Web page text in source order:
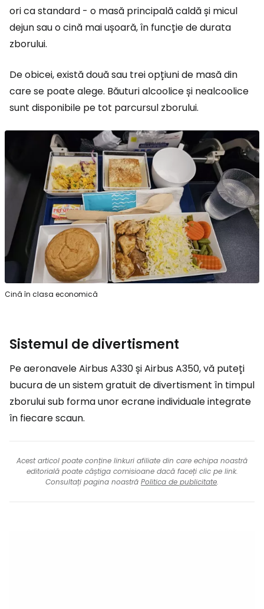
ori ca standard - o masă principală caldă și micul
dejun sau o cină mai ușoară, în funcție de durata
zborului.
De obicei, există două sau trei opțiuni de masă din
care se poate alege. Băuturi alcoolice și nealcoolice
sunt disponibile pe tot parcursul zborului.
Cină în clasa economică
Sistemul de divertisment
Pe aeronavele Airbus A330 și Airbus A350, vă puteți
bucura de un sistem gratuit de divertisment în timpul
zborului sub forma unor ecrane individuale integrate
în fiecare scaun.
Acest articol poate conține linkuri afiliate din care echipa noastră
editorială poate câștiga comisioane dacă faceți clic pe link.
Consultați pagina noastră Politica de publicitate.